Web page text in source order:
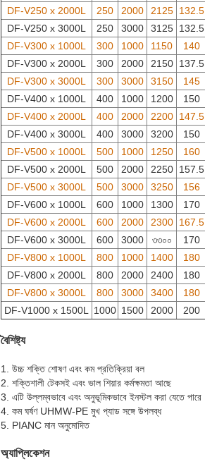
DF-V250 x 2000L
250 2000 2125 132.5
DF-V250 x 3000L
250 3000 3125 132.5
DF-V300 x 1000L
300 1000 1150 140
DF-V300 x 2000L
300 2000 2150 137.5
DF-V300 x 3000L
300 3000 3150 145
DF-V400 x 1000L
400 1000 1200 150
DF-V400 x 2000L
400 2000 2200 147.5
DF-V400 x 3000L
400 3000 3200 150
DF-V500 x 1000L
500 1000 1250 160
DF-V500 x 2000L
500 2000 2250 157.5
DF-V500 x 3000L
500 3000 3250 156
DF-V600 x 1000L
600 1000 1300 170
DF-V600 x 2000L
600 2000 2300 167.5
DF-V600 x 3000L
600 3000 ৩৩০০ 170
DF-V800 x 1000L
800 1000 1400 180
DF-V800 x 2000L
800 2000 2400 180
DF-V800 x 3000L
800 3000 3400 180
DF-V1000 x 1500L 1000 1500 2000 200
বৈশিষ্ট্য
1. উচ্চ শক্তি শোষণ এবং কম প্রতিক্রিয়া বল
2. শক্তিশালী টেকসই এবং ভাল শিয়ার কর্মক্ষমতা আছে
3. এটি উল্লম্বভাবে এবং অনুভূমিকভাবে ইনস্টল করা যেতে পারে
4. কম ঘর্ষণ UHMW-PE মুখ প্যাড সঙ্গে উপলব্ধ
5. PIANC মান অনুমোদিত
অ্যাপ্লিকেশন